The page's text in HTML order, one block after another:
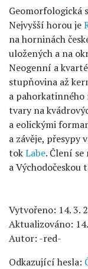
Geomorfologická
Nejvyšší horou je
na horninách
uložených a na
Neogenní a
stupňovina až
a pahorkatinného
tvary na
a eolickými
a závěje, přesypy
tokLabe. Člení se
a Východočeskou
Vytvořeno: 14. 3.
Aktualizováno:
Autor: -red-
Odkazující hesla: